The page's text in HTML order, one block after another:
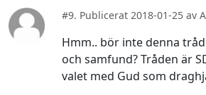
#9. Publicerat 2018-01-25 av
Hmm.. bör inte denna
och samfund? Tråden är
valet med Gud som